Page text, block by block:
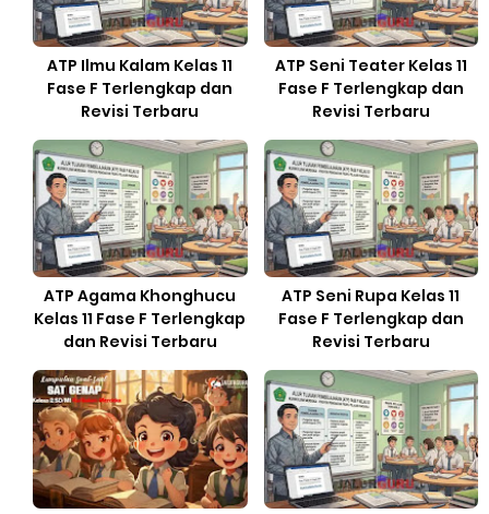
ATP Ilmu Kalam Kelas 11
Fase F Terlengkap dan
Revisi Terbaru
ATP Seni Teater Kelas 11
Fase F Terlengkap dan
Revisi Terbaru
ATP Agama Khonghucu
Kelas 11 Fase F Terlengkap
dan Revisi Terbaru
ATP Seni Rupa Kelas 11
Fase F Terlengkap dan
Revisi Terbaru